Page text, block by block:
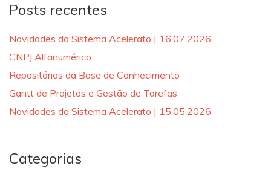
Posts recentes
Novidades do Sistema Acelerato | 16.07.2026
CNPJ Alfanumérico
Repositórios da Base de Conhecimento
Gantt de Projetos e Gestão de Tarefas
Novidades do Sistema Acelerato | 15.05.2026
Categorias